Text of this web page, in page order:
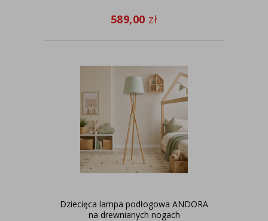
589,00 zł
Dziecięca lampa podłogowa ANDORA
na drewnianych nogach